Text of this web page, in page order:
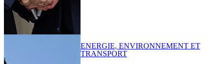
ENERGIE, ENVIRONNEMENT ET
TRANSPORT